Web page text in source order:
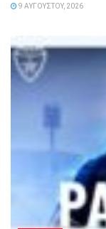
9 ΑΥΓΟΎΣΤΟΥ, 2026